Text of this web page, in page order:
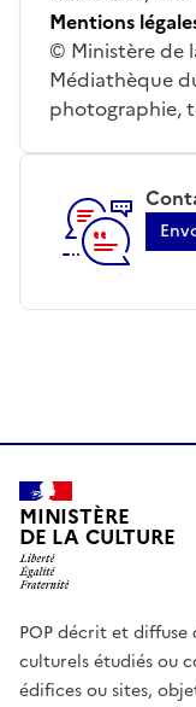
Mentions
© Ministère de
Médiathèque
photographie,
MINISTÈRE
DE LA CULTURE
POP décrit et
culturels étudiés ou
édifices ou sites,